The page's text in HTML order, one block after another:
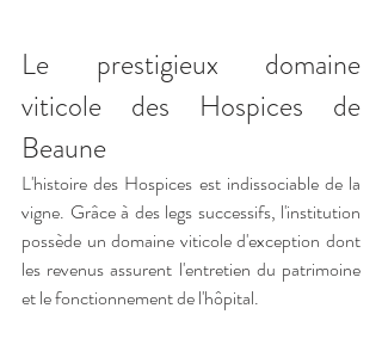
Le prestigieux domaine
viticole des Hospices de
Beaune
L'histoire des Hospices est indissociable de la
vigne. Grâce à des legs successifs, l'institution
possède un domaine viticole d'exception dont
les revenus assurent l'entretien du patrimoine
et le fonctionnement de l'hôpital.